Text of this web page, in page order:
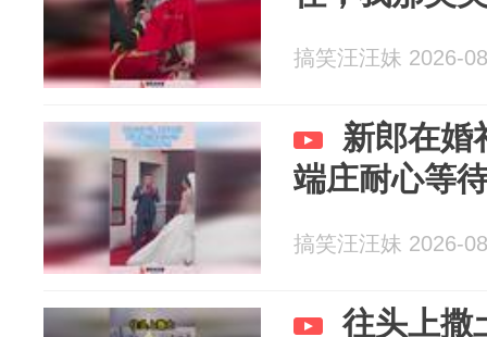
搞笑汪汪妹 2026-
新郎在婚
端庄耐心等
搞笑汪汪妹 2026-
往头上撒